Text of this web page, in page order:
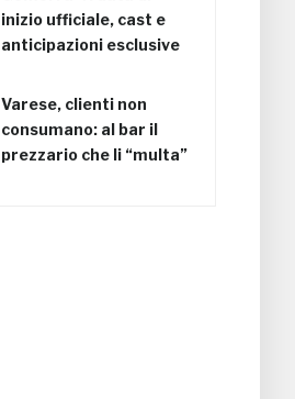
inizio ufficiale, cast e
anticipazioni esclusive
Varese, clienti non
consumano: al bar il
prezzario che li “multa”